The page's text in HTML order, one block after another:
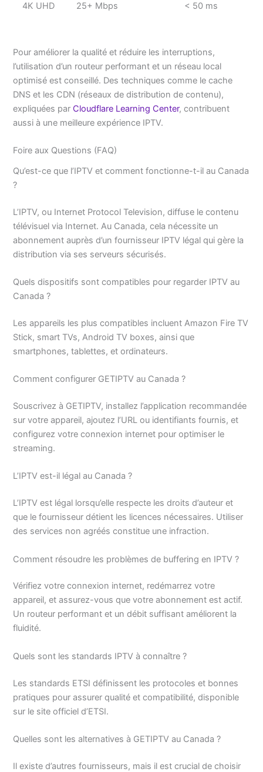
4K UHD 25+ Mbps < 50 ms
Pour améliorer la qualité et réduire les interruptions,
l’utilisation d’un routeur performant et un réseau local
optimisé est conseillé. Des techniques comme le cache
DNS et les CDN (réseaux de distribution de contenu),
expliquées par Cloudflare Learning Center, contribuent
aussi à une meilleure expérience IPTV.
Foire aux Questions (FAQ)
Qu’est-ce que l’IPTV et comment fonctionne-t-il au Canada
?
L’IPTV, ou Internet Protocol Television, diffuse le contenu
télévisuel via Internet. Au Canada, cela nécessite un
abonnement auprès d’un fournisseur IPTV légal qui gère la
distribution via ses serveurs sécurisés.
Quels dispositifs sont compatibles pour regarder IPTV au
Canada ?
Les appareils les plus compatibles incluent Amazon Fire TV
Stick, smart TVs, Android TV boxes, ainsi que
smartphones, tablettes, et ordinateurs.
Comment configurer GETIPTV au Canada ?
Souscrivez à GETIPTV, installez l’application recommandée
sur votre appareil, ajoutez l’URL ou identifiants fournis, et
configurez votre connexion internet pour optimiser le
streaming.
L’IPTV est-il légal au Canada ?
L’IPTV est légal lorsqu’elle respecte les droits d’auteur et
que le fournisseur détient les licences nécessaires. Utiliser
des services non agréés constitue une infraction.
Comment résoudre les problèmes de buffering en IPTV ?
Vérifiez votre connexion internet, redémarrez votre
appareil, et assurez-vous que votre abonnement est actif.
Un routeur performant et un débit suffisant améliorent la
fluidité.
Quels sont les standards IPTV à connaître ?
Les standards ETSI définissent les protocoles et bonnes
pratiques pour assurer qualité et compatibilité, disponible
sur le site officiel d’ETSI.
Quelles sont les alternatives à GETIPTV au Canada ?
Il existe d’autres fournisseurs, mais il est crucial de choisir